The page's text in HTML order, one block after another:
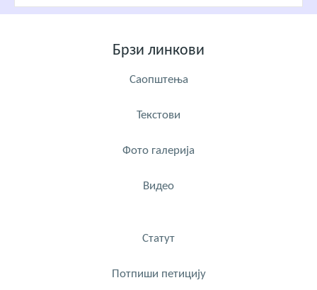
Брзи линкови
Саопштења
Текстови
Фото галерија
Видео
Статут
Потпиши петицију